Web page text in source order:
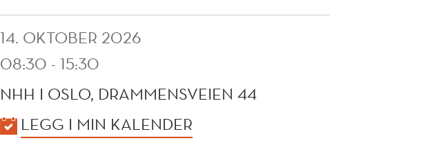
14. OKTOBER 2026
08:30 - 15:30
NHH I OSLO, DRAMMENSVEIEN 44
LEGG I MIN KALENDER